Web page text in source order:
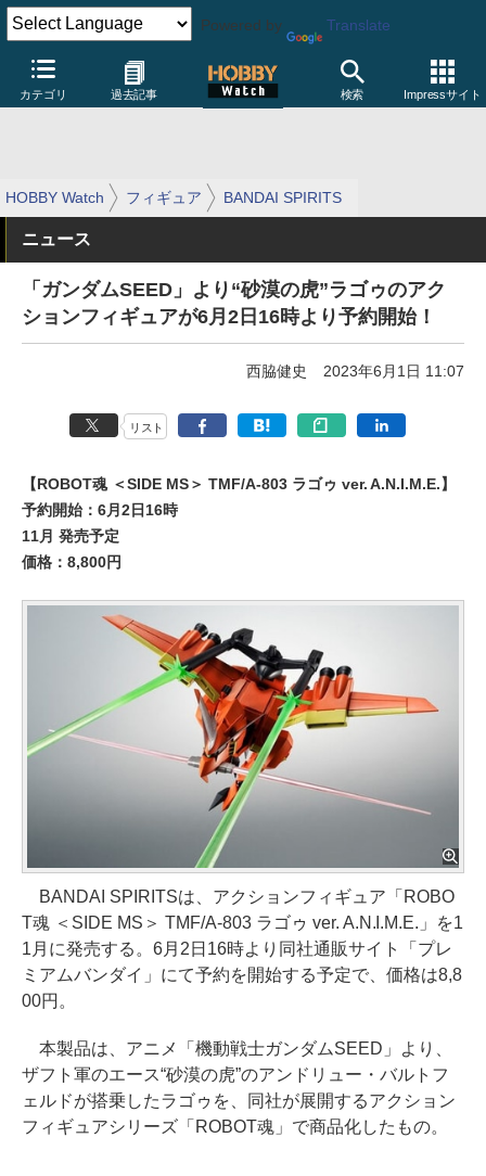
Powered by Translate
カテゴリ 過去記事 検索 Impressサイト
HOBBY Watch フィギュア BANDAI SPIRITS
ニュース
「ガンダムSEED」より“砂漠の虎”ラゴゥのアク
ションフィギュアが6月2日16時より予約開始！
西脇健史 2023年6月1日 11:07
リスト
【ROBOT魂 ＜SIDE MS＞ TMF/A-803 ラゴゥ ver. A.N.I.M.E.】
予約開始：6月2日16時
11月 発売予定
価格：8,800円
BANDAI SPIRITSは、アクションフィギュア「ROBO
T魂 ＜SIDE MS＞ TMF/A-803 ラゴゥ ver. A.N.I.M.E.」を1
1月に発売する。6月2日16時より同社通販サイト「プレ
ミアムバンダイ」にて予約を開始する予定で、価格は8,8
00円。
本製品は、アニメ「機動戦士ガンダムSEED」より、
ザフト軍のエース“砂漠の虎”のアンドリュー・バルトフ
ェルドが搭乗したラゴゥを、同社が展開するアクション
フィギュアシリーズ「ROBOT魂」で商品化したもの。